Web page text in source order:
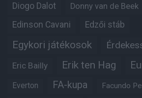
Diogo Dalot Donny van de Beek
Edinson Cavani Edzői stáb
Egykori játékosok
Eric Bailly Erik ten Hag
Everton FA-kupa Facundo